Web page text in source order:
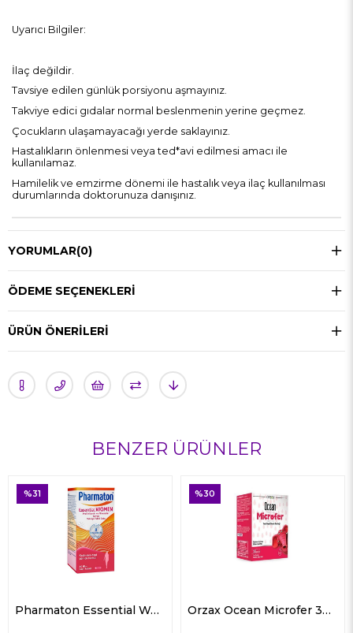
Uyarıcı Bilgiler:
İlaç değildir.
Tavsiye edilen günlük porsiyonu aşmayınız.
Takviye edici gıdalar normal beslenmenin yerine geçmez.
Çocukların ulaşamayacağı yerde saklayınız.
Hastalıkların önlenmesi veya ted*avi edilmesi amacı ile
kullanılamaz.
Hamilelik ve emzirme dönemi ile hastalık veya ilaç kullanılması
durumlarında doktorunuza danışınız.
YORUMLAR(0)
ÖDEME SEÇENEKLERI
ÜRÜN ÖNERILERI
BENZER ÜRÜNLER
Pharmaton Essential Women 30 Tablet Orzax Ocean Microfer 30 ml
%30 %34